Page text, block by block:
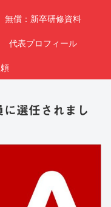
無償：新卒研修資料
代表プロフィール
選任されまし